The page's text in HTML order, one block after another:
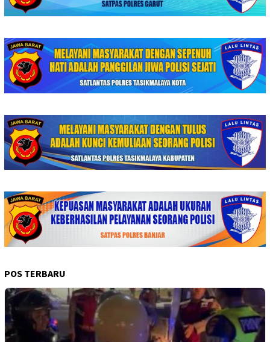
POS TERBARU